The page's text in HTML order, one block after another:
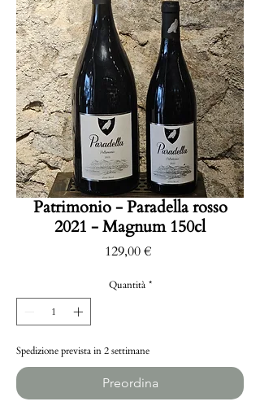
Patrimonio - Paradella rosso
2021 - Magnum 150cl
129,00 €Prezzo
Quantità *
Spedizione prevista in 2 settimane
Preordina